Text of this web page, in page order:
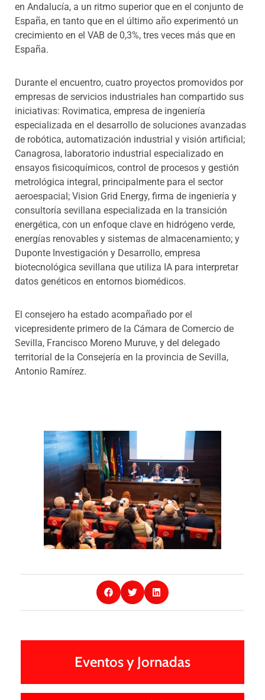
en Andalucía, a un ritmo superior que en el conjunto de
España, en tanto que en el último año experimentó un
crecimiento en el VAB de 0,3%, tres veces más que en
España.
Durante el encuentro, cuatro proyectos promovidos por
empresas de servicios industriales han compartido sus
iniciativas: Rovimatica, empresa de ingeniería
especializada en el desarrollo de soluciones avanzadas
de robótica, automatización industrial y visión artificial;
Canagrosa, laboratorio industrial especializado en
ensayos fisicoquímicos, control de procesos y gestión
metrológica integral, principalmente para el sector
aeroespacial; Vision Grid Energy, firma de ingeniería y
consultoría sevillana especializada en la transición
energética, con un enfoque clave en hidrógeno verde,
energías renovables y sistemas de almacenamiento; y
Duponte Investigación y Desarrollo, empresa
biotecnológica sevillana que utiliza IA para interpretar
datos genéticos en entornos biomédicos.
El consejero ha estado acompañado por el
vicepresidente primero de la Cámara de Comercio de
Sevilla, Francisco Moreno Muruve, y del delegado
territorial de la Consejería en la provincia de Sevilla,
Antonio Ramírez.
Eventos y Jornadas